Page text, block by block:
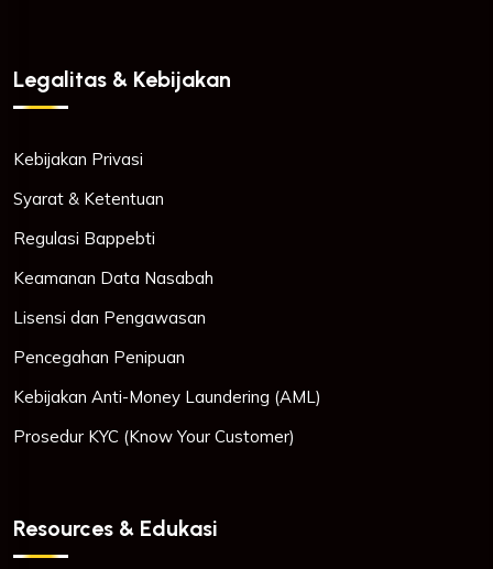
Legalitas & Kebijakan
Kebijakan Privasi
Syarat & Ketentuan
Regulasi Bappebti
Keamanan Data Nasabah
Lisensi dan Pengawasan
Pencegahan Penipuan
Kebijakan Anti-Money Laundering (AML)
Prosedur KYC (Know Your Customer)
Resources & Edukasi